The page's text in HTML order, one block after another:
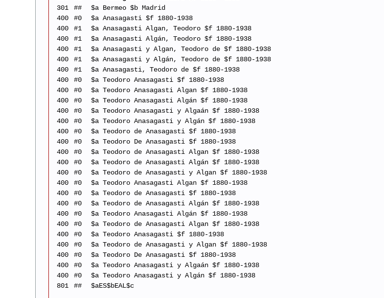
301
##
$a Bermeo $b Madrid
400
#0
$a Anasagasti $f 1880-1938
400
#1
$a Anasagasti Algan, Teodoro $f 1880-1938
400
#1
$a Anasagasti Algán, Teodoro $f 1880-1938
400
#1
$a Anasagasti y Algan, Teodoro de $f 1880-1938
400
#1
$a Anasagasti y Algán, Teodoro de $f 1880-1938
400
#1
$a Anasagasti, Teodoro de $f 1880-1938
400
#0
$a Teodoro Anasagasti $f 1880-1938
400
#0
$a Teodoro Anasagasti Algan $f 1880-1938
400
#0
$a Teodoro Anasagasti Algán $f 1880-1938
400
#0
$a Teodoro Anasagasti y Algaán $f 1880-1938
400
#0
$a Teodoro Anasagasti y Algán $f 1880-1938
400
#0
$a Teodoro de Anasagasti $f 1880-1938
400
#0
$a Teodoro De Anasagasti $f 1880-1938
400
#0
$a Teodoro de Anasagasti Algan $f 1880-1938
400
#0
$a Teodoro de Anasagasti Algán $f 1880-1938
400
#0
$a Teodoro de Anasagasti y Algan $f 1880-1938
400
#0
$a Teodoro Anasagasti Algan $f 1880-1938
400
#0
$a Teodoro de Anasagasti $f 1880-1938
400
#0
$a Teodoro de Anasagasti Algán $f 1880-1938
400
#0
$a Teodoro Anasagasti Algán $f 1880-1938
400
#0
$a Teodoro de Anasagasti Algan $f 1880-1938
400
#0
$a Teodoro Anasagasti $f 1880-1938
400
#0
$a Teodoro de Anasagasti y Algan $f 1880-1938
400
#0
$a Teodoro De Anasagasti $f 1880-1938
400
#0
$a Teodoro Anasagasti y Algaán $f 1880-1938
400
#0
$a Teodoro Anasagasti y Algán $f 1880-1938
801
## $aES$bEAL$c